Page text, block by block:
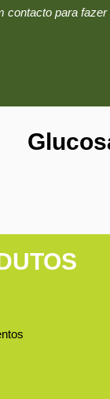
contacto para fazer